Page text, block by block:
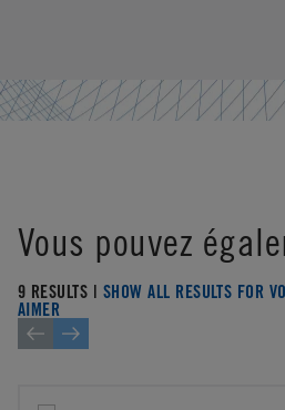
Vous pouvez
9 RESULTS | SHOW ALL RESULTS FOR
AIMER